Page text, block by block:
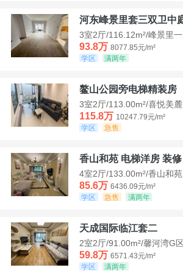
河东峰景里套三双卫中
3室2厅/116.12m²/峰景里
93.8万 8077.85元/m²
学区
满两年
鳌山公园旁电梯精装房
3室2厅/113.00m²/喜悦美麓
115.8万 10247.79元/m²
学区
急售
香山和苑 电梯洋房 装修
4室2厅/133.00m²/香山和苑
85.6万 6436.09元/m²
学区
急售 满两年
天成国际临江套二
2室2厅/91.00m²/馨河湾G区
59.8万 6571.43元/m²
学区
满两年